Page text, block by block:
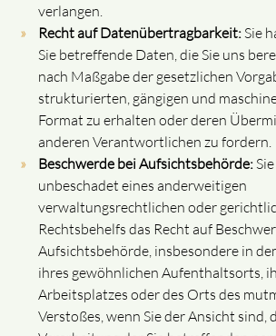
verlangen.
Recht auf Datenübertragbarkeit:Sie
Sie betreffende Daten, die Sie uns
nach Maßgabe der gesetzlichen
strukturierten, gängigen und
Format zu erhalten oder deren
anderen Verantwortlichen zu fordern.
Beschwerde bei Aufsichtsbehörde:
unbeschadet eines anderweitigen
verwaltungsrechtlichen oder
Rechtsbehelfs das Recht auf
Aufsichtsbehörde, insbesondere in
ihres gewöhnlichen Aufenthaltsorts,
Arbeitsplatzes oder des Orts des
Verstoßes, wenn Sie der Ansicht sind,